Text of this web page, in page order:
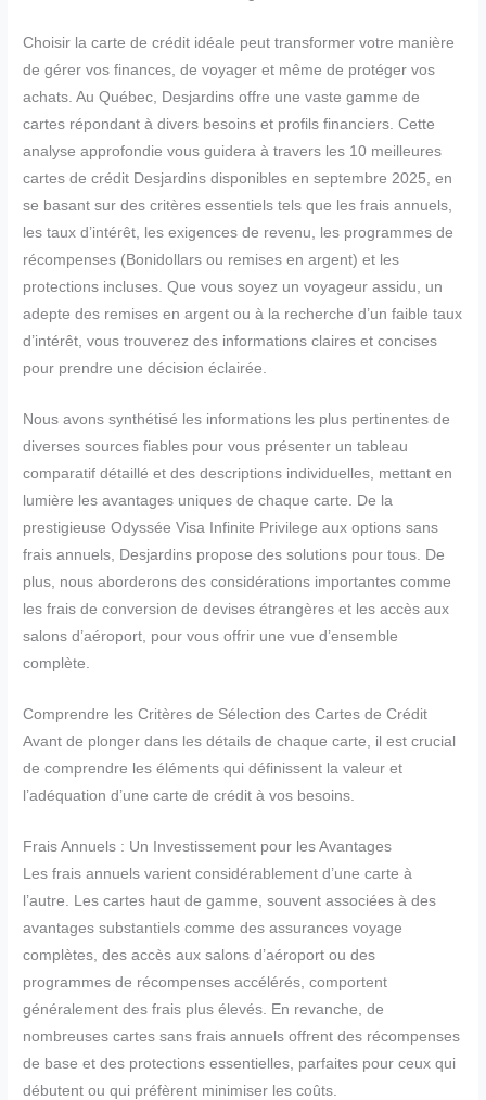
Choisir la carte de crédit idéale peut transformer votre manière
de gérer vos finances, de voyager et même de protéger vos
achats. Au Québec, Desjardins offre une vaste gamme de
cartes répondant à divers besoins et profils financiers. Cette
analyse approfondie vous guidera à travers les 10 meilleures
cartes de crédit Desjardins disponibles en septembre 2025, en
se basant sur des critères essentiels tels que les frais annuels,
les taux d’intérêt, les exigences de revenu, les programmes de
récompenses (Bonidollars ou remises en argent) et les
protections incluses. Que vous soyez un voyageur assidu, un
adepte des remises en argent ou à la recherche d’un faible taux
d’intérêt, vous trouverez des informations claires et concises
pour prendre une décision éclairée.
Nous avons synthétisé les informations les plus pertinentes de
diverses sources fiables pour vous présenter un tableau
comparatif détaillé et des descriptions individuelles, mettant en
lumière les avantages uniques de chaque carte. De la
prestigieuse Odyssée Visa Infinite Privilege aux options sans
frais annuels, Desjardins propose des solutions pour tous. De
plus, nous aborderons des considérations importantes comme
les frais de conversion de devises étrangères et les accès aux
salons d’aéroport, pour vous offrir une vue d’ensemble
complète.
Comprendre les Critères de Sélection des Cartes de Crédit
Avant de plonger dans les détails de chaque carte, il est crucial
de comprendre les éléments qui définissent la valeur et
l’adéquation d’une carte de crédit à vos besoins.
Frais Annuels : Un Investissement pour les Avantages
Les frais annuels varient considérablement d’une carte à
l’autre. Les cartes haut de gamme, souvent associées à des
avantages substantiels comme des assurances voyage
complètes, des accès aux salons d’aéroport ou des
programmes de récompenses accélérés, comportent
généralement des frais plus élevés. En revanche, de
nombreuses cartes sans frais annuels offrent des récompenses
de base et des protections essentielles, parfaites pour ceux qui
débutent ou qui préfèrent minimiser les coûts.